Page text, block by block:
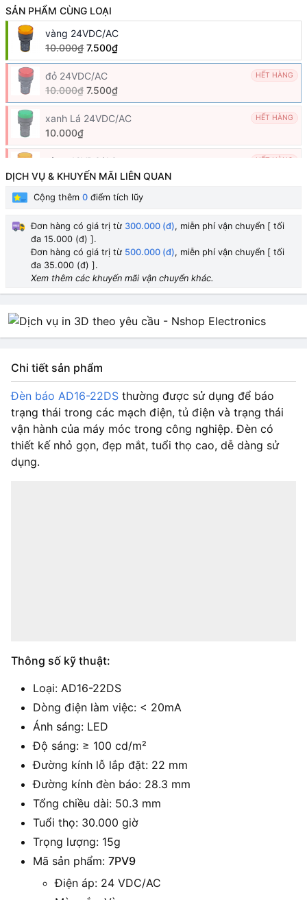
SẢN PHẨM CÙNG LOẠI
vàng 24VDC/AC
10.000₫ 7.500₫
đỏ 24VDC/AC HẾT HÀNG
10.000₫ 7.500₫
xanh Lá 24VDC/AC HẾT HÀNG
10.000₫
vàng 12VDC/AC HẾT HÀNG
10.000₫ 9.000₫
đỏ 12VDC/AC
xanh Lá 12VDC/AC
10.000₫ 9.000₫
đỏ 220VDC/AC
xanh Lá 220VDC/AC
Trắng 220VDC/AC HẾT HÀNG
12.000₫
DỊCH VỤ & KHUYẾN MÃI LIÊN QUAN
Cộng thêm 0 điểm tích lũy
Đơn hàng có giá trị từ 300.000 (đ), miễn phí vận chuyển [ tối
đa 15.000 (đ) ].
Đơn hàng có giá trị từ 500.000 (đ), miễn phí vận chuyển [ tối
đa 35.000 (đ) ].
Xem thêm các khuyến mãi vận chuyển khác.
Chi tiết sản phẩm
Đèn báo AD16-22DS thường được sử dụng để báo
trạng thái trong các mạch điện, tủ điện và trạng thái
vận hành của máy móc trong công nghiệp. Đèn có
thiết kế nhỏ gọn, đẹp mắt, tuổi thọ cao, dễ dàng sử
dụng.
Thông số kỹ thuật:
Loại: AD16-22DS
Dòng điện làm việc: < 20mA
Ánh sáng: LED
Độ sáng: ≥ 100 cd/m²
Đường kính lỗ lắp đặt: 22 mm
Đường kính đèn báo: 28.3 mm
Tổng chiều dài: 50.3 mm
Tuổi thọ: 30.000 giờ
Trọng lượng: 15g
Mã sản phẩm: 7PV9
Điện áp: 24 VDC/AC